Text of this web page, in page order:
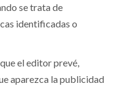
se trata de
identificadas o
el editor prevé,
aparezca la publicidad